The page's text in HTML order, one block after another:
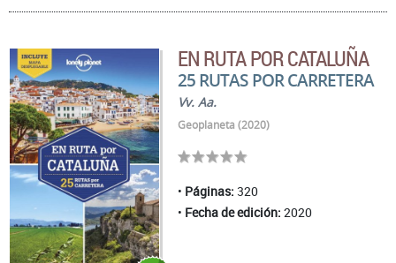
EN RUTA POR CATALUÑA
25 RUTAS POR CARRETERA
Vv. Aa.
Geoplaneta (2020)
Páginas: 320
Fecha de edición: 2020